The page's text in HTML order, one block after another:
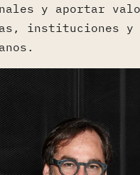
y aportar
instituciones y